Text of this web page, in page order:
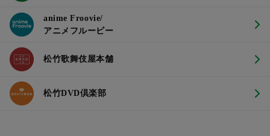
anime Froovie/
アニメフルービー
松竹歌舞伎屋本舗
松竹DVD倶楽部